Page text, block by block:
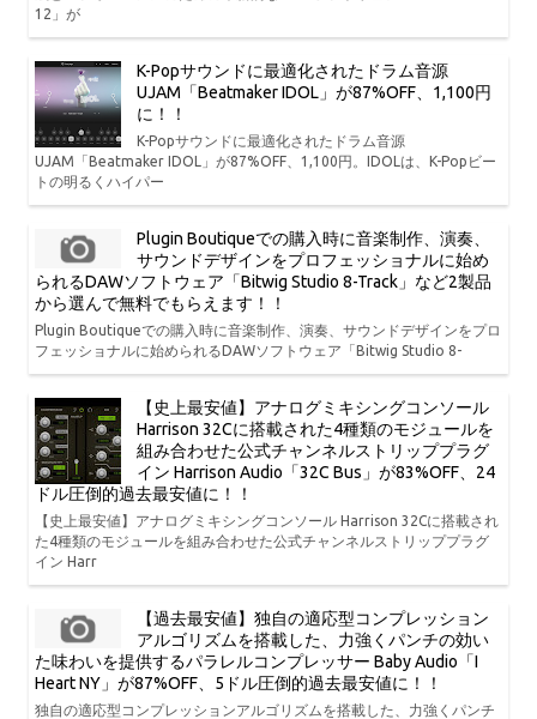
12」が
K-Popサウンドに最適化されたドラム音源
UJAM「Beatmaker IDOL」が87%OFF、1,100円
に！！
K-Popサウンドに最適化されたドラム音源
UJAM「Beatmaker IDOL」が87%OFF、1,100円。IDOLは、K-Popビー
トの明るくハイパー
Plugin Boutiqueでの購入時に音楽制作、演奏、
サウンドデザインをプロフェッショナルに始め
られるDAWソフトウェア「Bitwig Studio 8-Track」など2製品
から選んで無料でもらえます！！
Plugin Boutiqueでの購入時に音楽制作、演奏、サウンドデザインをプロ
フェッショナルに始められるDAWソフトウェア「Bitwig Studio 8-
【史上最安値】アナログミキシングコンソール
Harrison 32Cに搭載された4種類のモジュールを
組み合わせた公式チャンネルストリッププラグ
イン Harrison Audio「32C Bus」が83%OFF、24
ドル圧倒的過去最安値に！！
【史上最安値】アナログミキシングコンソール Harrison 32Cに搭載され
た4種類のモジュールを組み合わせた公式チャンネルストリッププラグ
イン Harr
【過去最安値】独自の適応型コンプレッション
アルゴリズムを搭載した、力強くパンチの効い
た味わいを提供するパラレルコンプレッサー Baby Audio「I
Heart NY」が87%OFF、5ドル圧倒的過去最安値に！！
独自の適応型コンプレッションアルゴリズムを搭載した、力強くパンチ